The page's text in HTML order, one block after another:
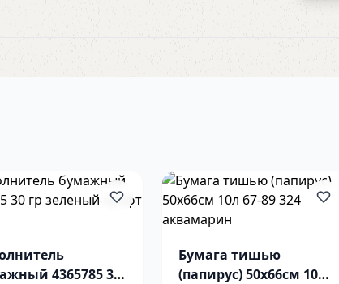
4365785 30
Бумага тишью
(папирус) 50х66см 10л